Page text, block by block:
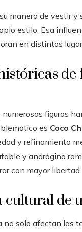
manera de vestir y
estilo. Esa
en distintos
numerosas figuras
es Coco
y refinamiento
y andrógino
con mayor
de
no solo afectan las